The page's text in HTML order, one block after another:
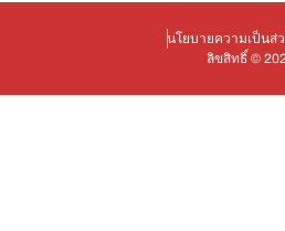
นโยบายความเป็นส่
ลิขสิทธิ์ ©